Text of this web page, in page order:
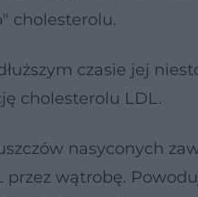
cholesterolu.
czasie jej
cholesterolu LDL.
nasyconych
wątrobę.